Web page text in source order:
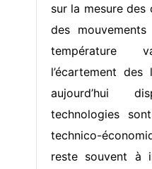
sur la mesure
des
température
l’écartement
aujourd’hui
technologies
technico-
reste souvent à